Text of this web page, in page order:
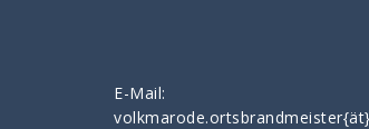
E-Mail: